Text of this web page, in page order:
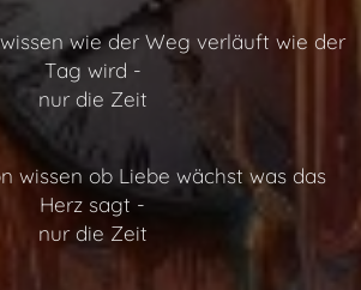
wie der Weg verläuft wie der
Tag wird -
nur die Zeit
wissen ob Liebe wächst was das
Herz sagt -
nur die Zeit